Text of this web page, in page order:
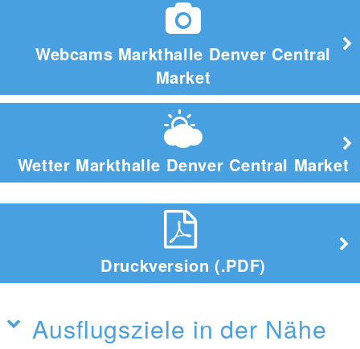
Webcams Markthalle Denver Central
Market
Wetter Markthalle Denver Central Market
Druckversion (.PDF)
Ausflugsziele in der Nähe